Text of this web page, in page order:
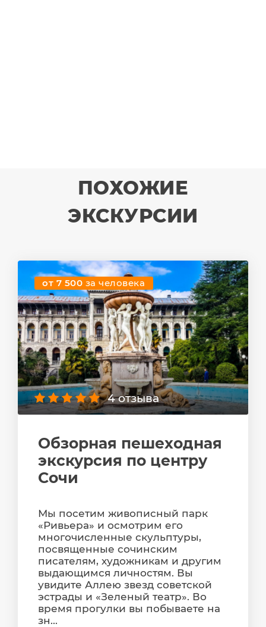
ПОХОЖИЕ
ЭКСКУРСИИ
от 7 500 за человека
4 отзыва
Обзорная пешеходная
экскурсия по центру
Сочи
Мы посетим живописный парк
«Ривьера» и осмотрим его
многочисленные скульптуры,
посвященные сочинским
писателям, художникам и другим
выдающимся личностям. Вы
увидите Аллею звезд советской
эстрады и «Зеленый театр». Во
время прогулки вы побываете на
зн...